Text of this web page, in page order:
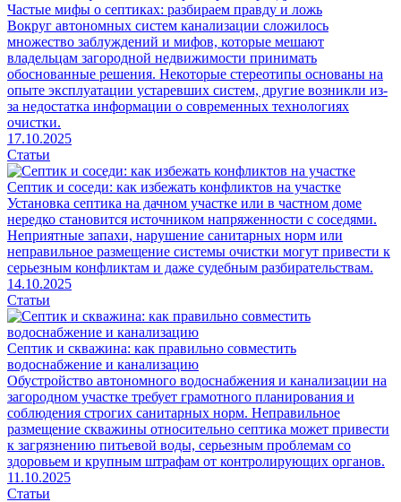
Частые мифы о септиках: разбираем правду и ложь
Вокруг автономных систем канализации сложилось
множество заблуждений и мифов, которые мешают
владельцам загородной недвижимости принимать
обоснованные решения. Некоторые стереотипы основаны на
опыте эксплуатации устаревших систем, другие возникли из-
за недостатка информации о современных технологиях
очистки.
17.10.2025
Статьи
Септик и соседи: как избежать конфликтов на участке
Установка септика на дачном участке или в частном доме
нередко становится источником напряженности с соседями.
Неприятные запахи, нарушение санитарных норм или
неправильное размещение системы очистки могут привести к
серьезным конфликтам и даже судебным разбирательствам.
14.10.2025
Статьи
Септик и скважина: как правильно совместить
водоснабжение и канализацию
Обустройство автономного водоснабжения и канализации на
загородном участке требует грамотного планирования и
соблюдения строгих санитарных норм. Неправильное
размещение скважины относительно септика может привести
к загрязнению питьевой воды, серьезным проблемам со
здоровьем и крупным штрафам от контролирующих органов.
11.10.2025
Статьи